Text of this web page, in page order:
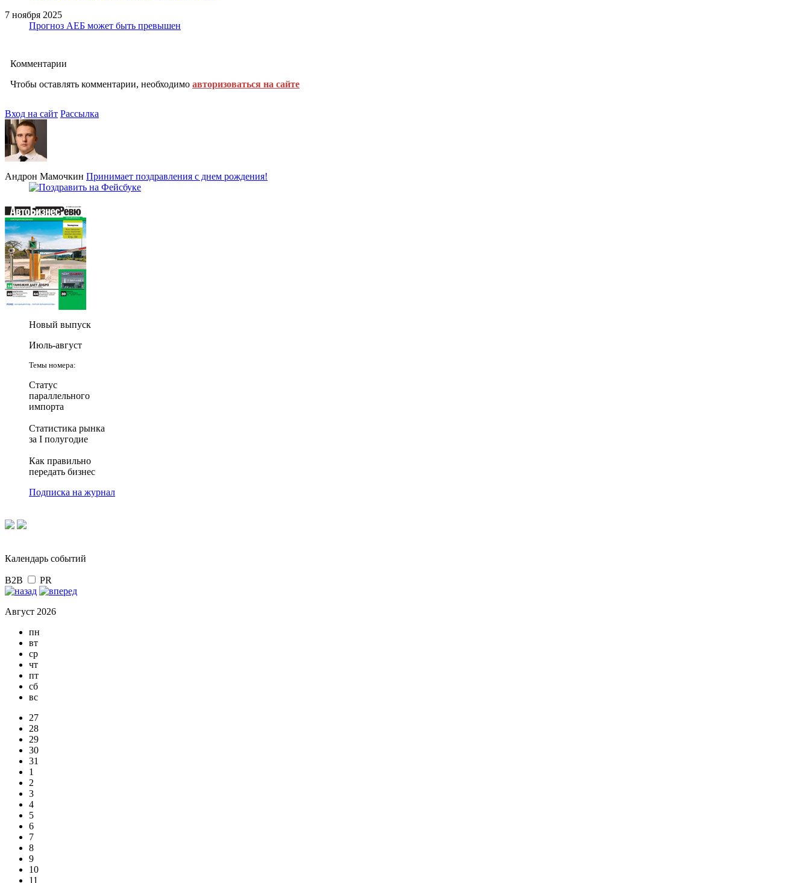
7 ноября 2025
Прогноз АЕБ может быть превышен
Комментарии
Чтобы оставлять комментарии, необходимо авторизоваться на сайте
Вход на сайт Рассылка
Андрон Мамочкин Принимает поздравления с днем рождения!
Новый выпуск
Июль-август
Темы номера:
Статус
параллельного
импорта
Статистика рынка
за I полугодие
Как правильно
передать бизнес
Подписка на журнал
Календарь событий
B2B PR
Август 2026
пн
вт
ср
чт
пт
сб
вс
27
28
29
30
31
1
2
3
4
5
6
7
8
9
10
11